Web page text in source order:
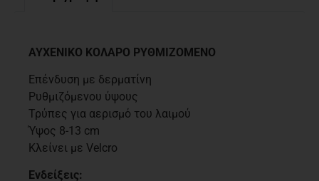
ΑΥΧΕΝΙΚΟ ΚΟΛΑΡΟ ΡΥΘΜΙΖΟΜΕΝΟ
Επένδυση με δερματίνη
Ρυθμιζόμενου ύψους
Τρύπες για αερισμό του λαιμού
Ύψος 8-13 cm
Κλείνει με Velcro
Ενδείξεις: